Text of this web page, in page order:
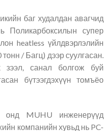
баг худалдан авагчид
Поликарбоксилын супер
heatless үйлдвэрлэлийн
/ Багц) дээр суулгасан.
зээл, санал болгож буй
бүтээгдэхүүн томъёо
онд MUHU инженерүүд
компанийн хувьд нь PC-